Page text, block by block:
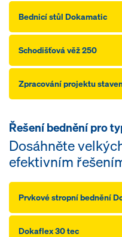
Bednicí stůl Dokamatic
Schodišťová věž 250
Zpracování projektu
Řešení bednění pro
Dosáhněte
efektivním
Prvkové stropní bednění
Dokaflex 30 tec